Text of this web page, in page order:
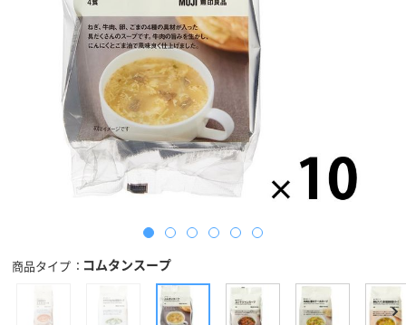
商品タイプ コムタンスープ